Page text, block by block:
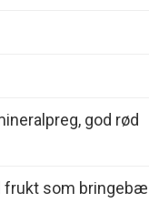
god rød
frukt som